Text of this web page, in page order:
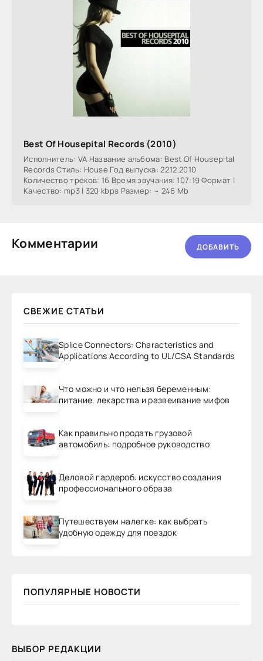
Best Of Housepital Records (2010)
Исполнитель: VA Название альбома: Best Of Housepital
Records Стиль: House Год выпуска: 22.12.2010
Количество треков: 16 Время звучания: 107:19 Формат |
Качество: mp3 | 320 kbps Размер: ~ 246 Mb
Комментарии ДОБАВИТЬ
СВЕЖИЕ СТАТЬИ
Splice Connectors: Characteristics and
Applications According to UL/CSA Standards
Что можно и что нельзя беременным:
питание, лекарства и развеивание мифов
Как правильно продать грузовой
автомобиль: подробное руководство
Деловой гардероб: искусство создания
профессионального образа
Путешествуем налегке: как выбрать
удобную одежду для поездок
ПОПУЛЯРНЫЕ НОВОСТИ
ВЫБОР РЕДАКЦИИ